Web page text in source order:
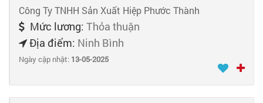
Công Ty TNHH Sản Xuất Hiệp Phước Thành
Mức lương: Thỏa thuận
Địa điểm: Ninh Bình
Ngày cập nhật: 13-05-2025